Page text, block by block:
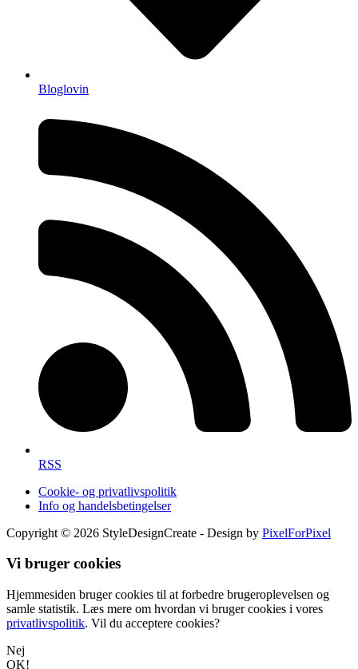
Bloglovin
RSS
Cookie- og privatlivspolitik
Info og handelsbetingelser
Copyright © 2026 StyleDesignCreate - Design by PixelForPixel
Vi bruger cookies
Hjemmesiden bruger cookies til at forbedre brugeroplevelsen og
samle statistik. Læs mere om hvordan vi bruger cookies i vores
privatlivspolitik. Vil du acceptere cookies?
Nej
OK!